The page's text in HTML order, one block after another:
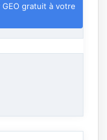
gratuit à votre